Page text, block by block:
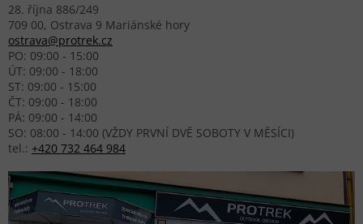
28. října 886/249
709 00, Ostrava 9 Mariánské hory
ostrava@protrek.cz
PO: 09:00 - 15:00
ÚT: 09:00 - 18:00
ST: 09:00 - 15:00
ČT: 09:00 - 18:00
PÁ: 09:00 - 14:00
SO: 08:00 - 14:00 (VŽDY PRVNÍ DVĚ SOBOTY V MĚSÍCI)
tel.: +420 732 464 984